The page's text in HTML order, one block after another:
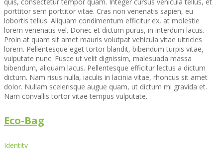
porttitor sem porttitor vitae. Cras non venenatis sapien, eu
lobortis tellus. Aliquam condimentum efficitur ex, at molestie
lorem venenatis vel. Donec et dictum purus, in interdum lacus.
Proin at quam sit amet mauris volutpat vehicula vitae ultricies
lorem. Pellentesque eget tortor blandit, bibendum turpis vitae,
vulputate nunc. Fusce ut velit dignissim, malesuada massa
bibendum, aliquam lacus. Pellentesque efficitur lectus a dictum
dictum. Nam risus nulla, iaculis in lacinia vitae, rhoncus sit amet
dolor. Nullam scelerisque augue quam, ut dictum mi gravida et.
Nam convallis tortor vitae tempus vulputate.
Eco-Bag
Identity